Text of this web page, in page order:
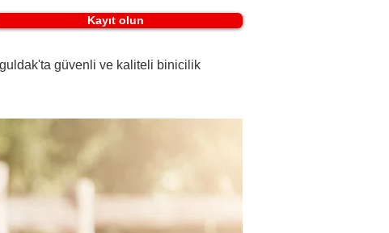
Kayıt olun
güvenli ve kaliteli binicilik